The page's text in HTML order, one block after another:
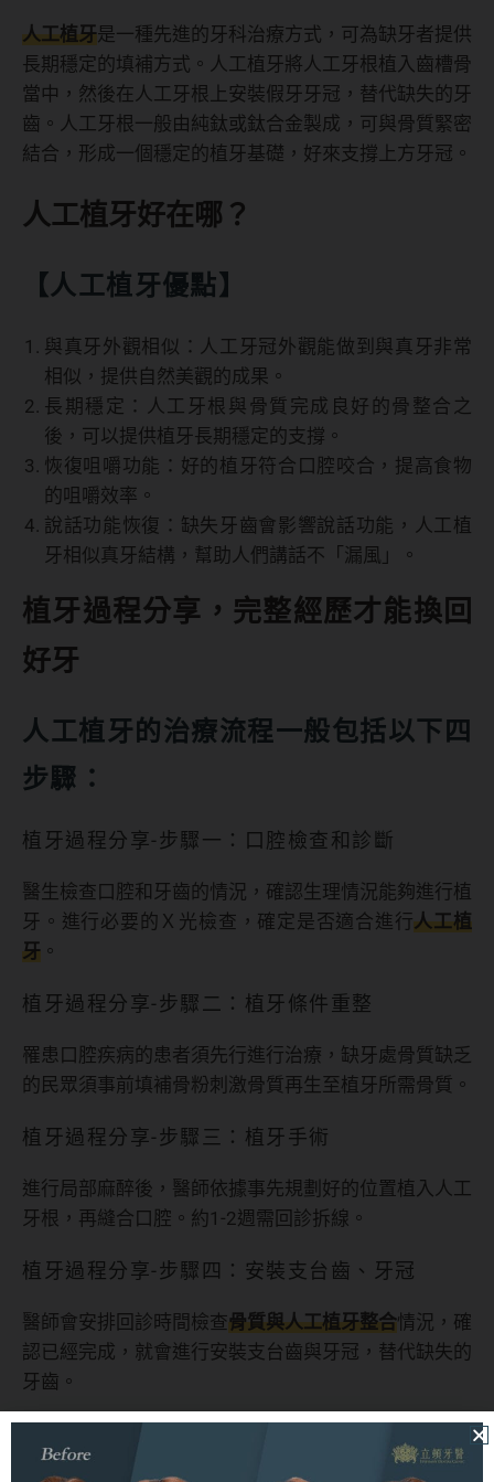
人工植牙是一種先進的牙科治療方式，可為缺牙者提供
長期穩定的填補方式。人工植牙將人工牙根植入齒槽骨
當中，然後在人工牙根上安裝假牙牙冠，替代缺失的牙
齒。人工牙根一般由純鈦或鈦合金製成，可與骨質緊密
結合，形成一個穩定的植牙基礎，好來支撐上方牙冠。
人工植牙好在哪？
【人工植牙優點】
與真牙外觀相似：人工牙冠外觀能做到與真牙非常
相似，提供自然美觀的成果。
長期穩定：人工牙根與骨質完成良好的骨整合之
後，可以提供植牙長期穩定的支撐。
恢復咀嚼功能：好的植牙符合口腔咬合，提高食物
的咀嚼效率。
說話功能恢復：缺失牙齒會影響說話功能，人工植
牙相似真牙結構，幫助人們講話不「漏風」。
植牙過程分享，完整經歷才能換回
好牙
人工植牙的治療流程一般包括以下四
步驟：
植牙過程分享-步驟一：口腔檢查和診斷
醫生檢查口腔和牙齒的情況，確認生理情況能夠進行植
牙。進行必要的Ｘ光檢查，確定是否適合進行人工植
牙 。
植牙過程分享-步驟二：植牙條件重整
罹患口腔疾病的患者須先行進行治療，缺牙處骨質缺乏
的民眾須事前填補骨粉刺激骨質再生至植牙所需骨質。
植牙過程分享-步驟三：植牙手術
進行局部麻醉後，醫師依據事先規劃好的位置植入人工
牙根，再縫合口腔。約1-2週需回診拆線。
植牙過程分享-步驟四：安裝支台齒、牙冠
醫師會安排回診時間檢查骨質與人工植牙整合情況，確
認已經完成，就會進行安裝支台齒與牙冠，替代缺失的
牙齒。
植牙可以撐多久？